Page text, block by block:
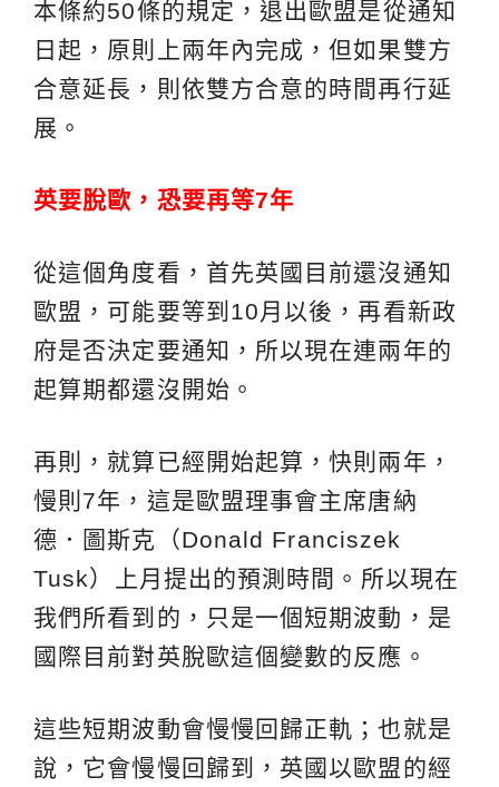
本條約50條的規定，退出歐盟是從通知
日起，原則上兩年內完成，但如果雙方
合意延長，則依雙方合意的時間再行延
展。
英要脫歐，恐要再等7年
從這個角度看，首先英國目前還沒通知
歐盟，可能要等到10月以後，再看新政
府是否決定要通知，所以現在連兩年的
起算期都還沒開始。
再則，就算已經開始起算，快則兩年，
慢則7年，這是歐盟理事會主席唐納
德．圖斯克（Donald Franciszek
Tusk）上月提出的預測時間。所以現在
我們所看到的，只是一個短期波動，是
國際目前對英脫歐這個變數的反應。
這些短期波動會慢慢回歸正軌；也就是
說，它會慢慢回歸到，英國以歐盟的經